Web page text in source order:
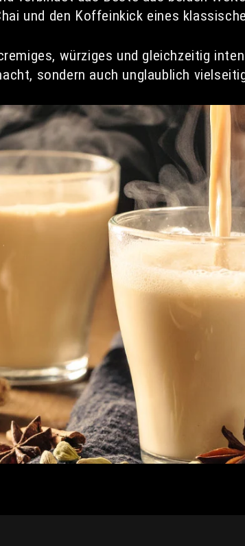
und den Koffeinkick eines
würziges und gleichzeitig
sondern auch unglaublich